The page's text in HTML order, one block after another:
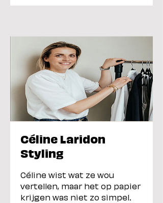
Céline Laridon
Styling
Céline wist wat ze wou
vertellen, maar het op papier
krijgen was niet zo simpel.